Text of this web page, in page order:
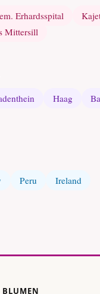
Erhardsspital
Mittersill
Haag
Peru Ireland
BLUMEN